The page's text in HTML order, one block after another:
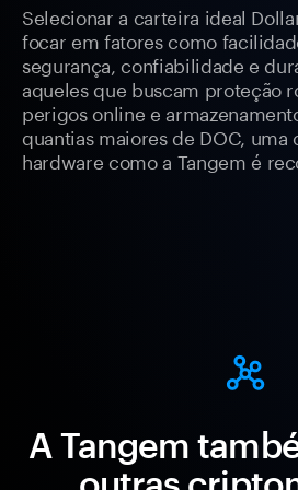
Selecionar a carteira ideal
focar em fatores como
segurança, confiabilidade e
aqueles que buscam proteção
perigos online e
quantias maiores de DOC, uma
hardware como a Tangem é
A Tangem